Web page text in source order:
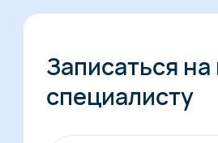
Записаться
специалисту